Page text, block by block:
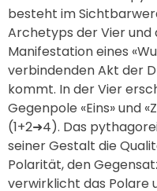
besteht im
Archetyps der Vier
Manifestation eines
verbindenden Akt der
kommt. In der Vier
Gegenpole «Eins» und
(1+2➜4). Das
seiner Gestalt die
Polarität, den
verwirklicht das Polare